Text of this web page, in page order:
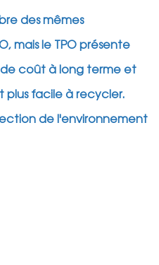
des mêmes
mais le TPO présente
coût à long terme et
plus facile à recycler.
de l'environnement